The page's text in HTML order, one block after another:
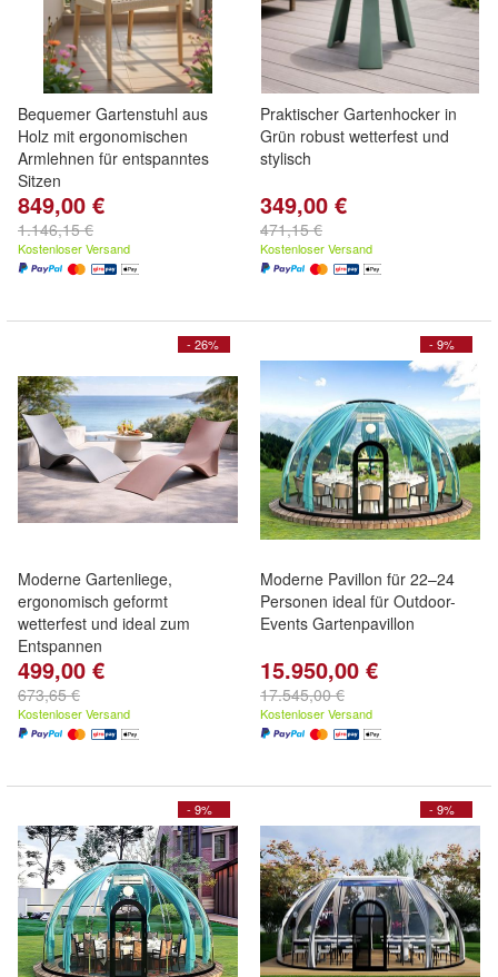
Bequemer Gartenstuhl aus
Holz mit ergonomischen
Armlehnen für entspanntes
Sitzen
849,00 €
1.146,15 €
Kostenloser Versand
Praktischer Gartenhocker in
Grün robust wetterfest und
stylisch
349,00 €
471,15 €
Kostenloser Versand
- 26%
Moderne Gartenliege,
ergonomisch geformt
wetterfest und ideal zum
Entspannen
499,00 €
673,65 €
Kostenloser Versand
- 9%
Moderne Pavillon für 22–24
Personen ideal für Outdoor-
Events Gartenpavillon
15.950,00 €
17.545,00 €
Kostenloser Versand
- 9% - 9%